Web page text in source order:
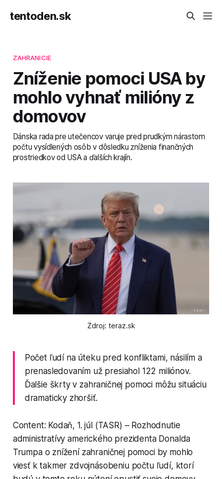
tentoden.sk
ZAHRANICIE
Zníženie pomoci USA by
mohlo vyhnať milióny z
domovov
Dánska rada pre utečencov varuje pred prudkým nárastom
počtu vysídlených osôb v dôsledku zníženia finančných
prostriedkov od USA a ďalších krajín.
Zdroj: teraz.sk
Počet ľudí na úteku pred konfliktami, násilím a
prenasledovaním už presiahol 122 miliónov.
Ďalšie škrty v zahraničnej pomoci môžu situáciu
dramaticky zhoršiť.
Content: Kodaň, 1. júl (TASR) – Rozhodnutie
administratívy amerického prezidenta Donalda
Trumpa o znížení zahraničnej pomoci by mohlo
viesť k takmer zdvojnásobeniu počtu ľudí, ktorí